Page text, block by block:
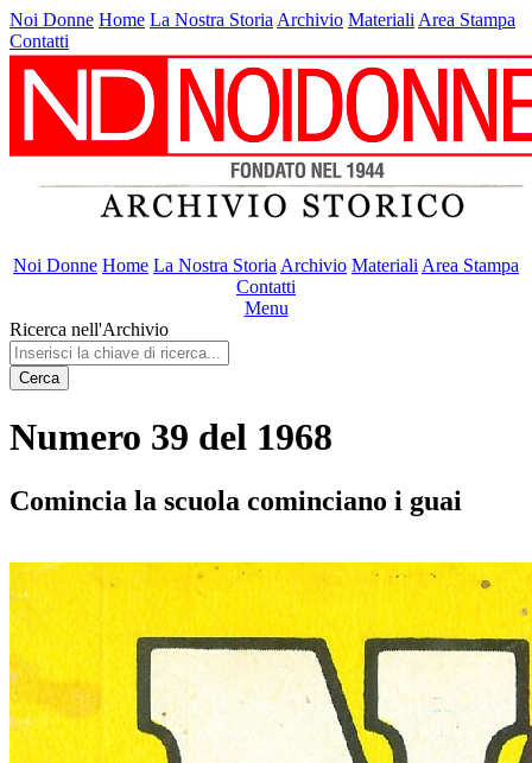
Noi Donne Home La Nostra Storia Archivio Materiali Area Stampa
Contatti
Noi Donne Home La Nostra Storia Archivio Materiali Area Stampa
Contatti
Menu
Ricerca nell'Archivio
Cerca
Numero 39 del 1968
Comincia la scuola cominciano i guai